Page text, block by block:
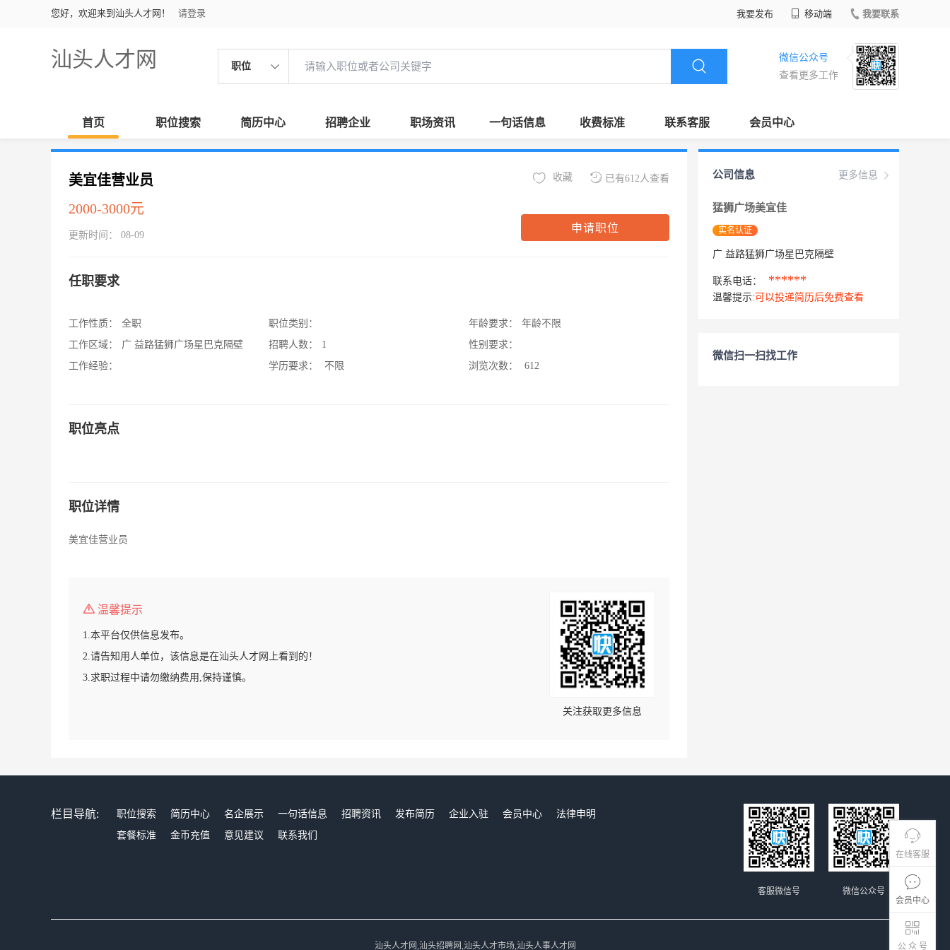
您好，欢迎来到汕头人才网！ 请登录 我要发布 移动端 我要联系
汕头人才网 职位
微信公众号
查看更多工作
首页 职位搜索 简历中心 招聘企业 职场资讯 一句话信息 收费标准 联系客服 会员中心
在线客服
会员中心
公 众 号
美宜佳营业员
2000-3000元
更新时间： 08-09
已有612人查看
收藏
申请职位
任职要求
工作性质：
全职
工作区域：
广 益路猛狮广场星巴克隔壁
工作经验：
职位类别：
招聘人数：
1
学历要求：
不限
年龄要求：
年龄不限
性别要求：
浏览次数：
612
职位亮点
职位详情
美宜佳营业员
温馨提示
1.本平台仅供信息发布。
2.请告知用人单位，该信息是在汕头人才网上看到的！
3.求职过程中请勿缴纳费用,保持谨慎。
关注获取更多信息
更多信息
公司信息
猛狮广场美宜佳
实名认证
广 益路猛狮广场星巴克隔壁
联系电话： ******
温馨提示: 可以投递简历后免费查看
微信扫一扫找工作
栏目导航: 职位搜索 简历中心 名企展示 一句话信息 招聘资讯 发布简历 企业入驻 会员中心
法律申明
套餐标准
金币充值 意见建议 联系我们
微信公众号
客服微信号
汕头人才网,汕头招聘网,汕头人才市场,汕头人事人才网